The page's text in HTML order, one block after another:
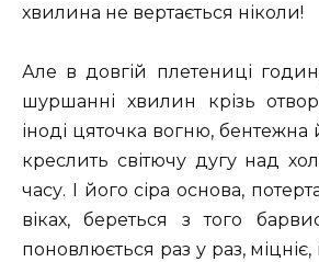
хвилина не вертається ніколи!
Але в довгій плетениці
шуршанні хвилин крізь
іноді цяточка вогню,
креслить світючу дугу над
часу. І його сіра основа,
віках, береться з того
поновлюється раз у раз,